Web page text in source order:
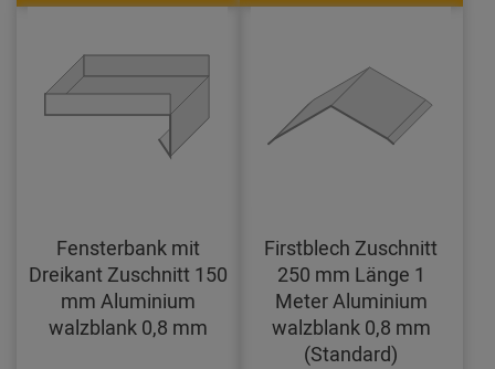
Fensterbank mit
Dreikant Zuschnitt 150
mm Aluminium
walzblank 0,8 mm
Firstblech Zuschnitt
250 mm Länge 1
Meter Aluminium
walzblank 0,8 mm
(Standard)